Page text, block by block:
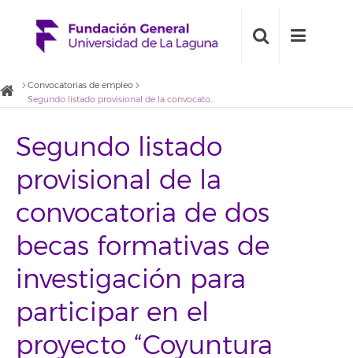
Convocatorias de empleo
Segundo listado provisional de la convocatoria de dos becas formativas de investigación para participar en el proyecto “Coyuntura turística, tendencias relevantes y propuestas de actuación para Teleférico del Teide”
Segundo listado
provisional de la
convocatoria de dos
becas formativas de
investigación para
participar en el
proyecto “Coyuntura